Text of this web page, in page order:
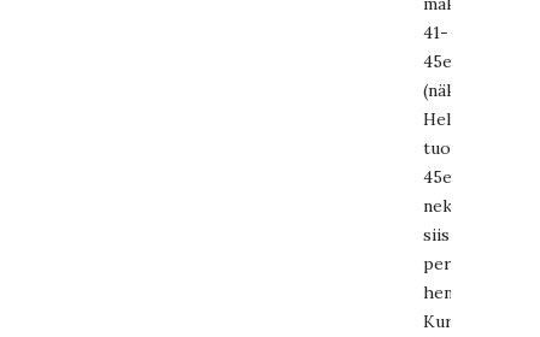
41-
45e
(näköjään
Helsigissä
tuon
45e),
nekin
siis
per
henki.
Kurssin